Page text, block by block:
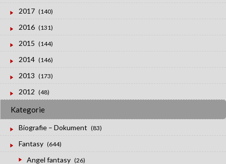
2017 (140)
2016 (131)
2015 (144)
2014 (146)
2013 (173)
2012 (48)
Kategorie
Biografie – Dokument (83)
Fantasy (644)
Angel fantasy (26)